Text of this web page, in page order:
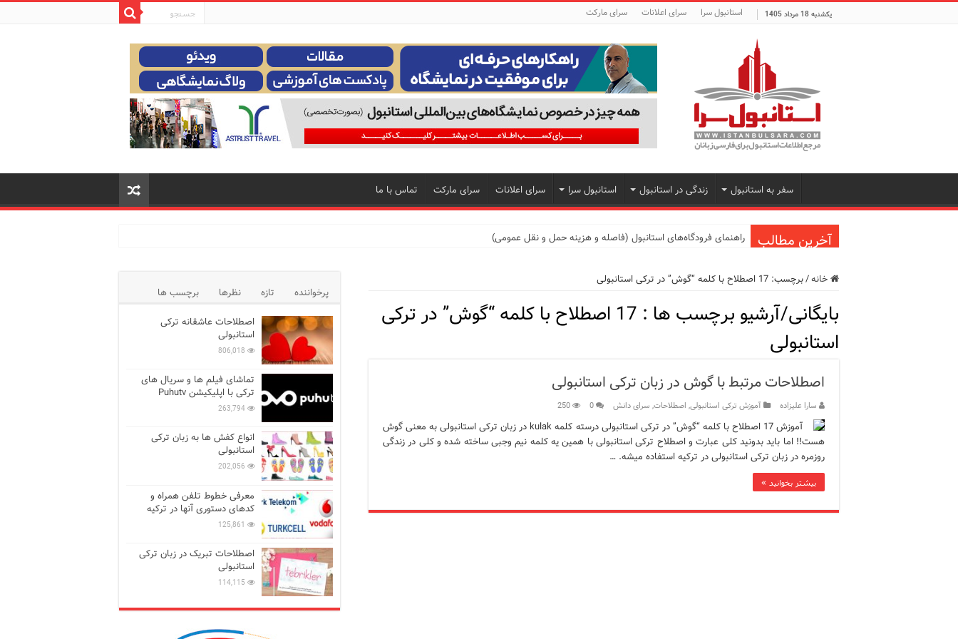
یکشنبه 18 مرداد 1405 استانبول سرا سرای اعلانات سرای مارکت
سفر به استانبول زندگی در استانبول استانبول سرا سرای اعلانات سرای مارکت تماس با ما
آخرین مطالب
راهنمای فرودگاه‌های استانبول (فاصله و هزینه حمل و نقل عمومی)
مرکز خرید پولات استانبول | تجربه‌ای متفاوت از خرید و سبک زندگی در بی‌اوغلو
ویژگی‌های مثبت شخصیت در زبان ترکی استانبولی
موزه افسانه‌های کارتال استانبول؛ سفری به دنیای قصه‌ها در بخش آسیایی استانبول
خانه/برچسب: 17 اصطلاح با کلمه “گوش” در ترکی استانبولی
بایگانی/آرشیو برچسب ها :
17 اصطلاح با کلمه “گوش” در ترکی
استانبولی
اصطلاحات مرتبط با گوش در زبان ترکی استانبولی
سارا علیزاده آموزش ترکی استانبولی, اصطلاحات, سرای دانش 0
250
آموزش 17 اصطلاح با کلمه “گوش” در ترکی استانبولی درسته کلمه kulak در زبان ترکی استانبولی به معنی گوش
هست!! اما باید بدونید کلی عبارت و اصطلاح ترکی استانبولی با همین یه کلمه نیم وجبی ساخته شده و کلی در زندگی
روزمره در زبان ترکی استانبولی در ترکیه استفاده میشه. …
بیشتر بخوانید »
پرخواننده تازه نظرها
برچسب ها
اصطلاحات عاشقانه ترکی
استانبولی
806,018
تماشای فیلم ها و سریال های
ترکی با اپلیکیشن Puhutv
263,794
انواع کفش ها به زبان ترکی
استانبولی
202,056
معرفی خطوط تلفن همراه و
کدهای دستوری آنها در ترکیه
125,861
اصطلاحات تبریک در زبان ترکی
استانبولی
114,115